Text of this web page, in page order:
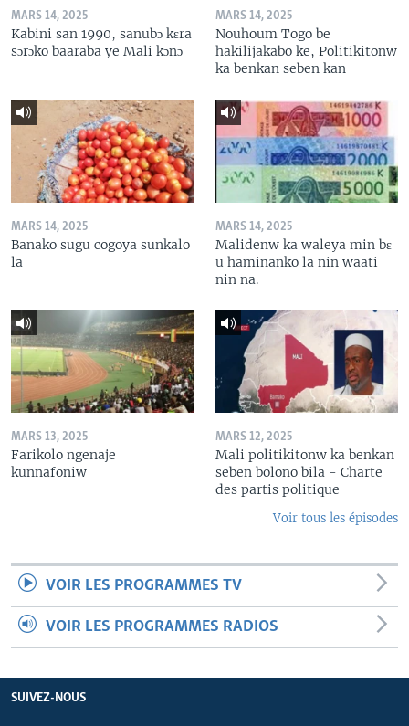
MARS 14, 2025
Kabini san 1990, sanubɔ kɛra
sɔrɔko baaraba ye Mali kɔnɔ
MARS 14, 2025
Nouhoum Togo be
hakilijakabo ke, Politikitonw
ka benkan seben kan
MARS 14, 2025
Banako sugu cogoya sunkalo
la
MARS 14, 2025
Malidenw ka waleya min bɛ
u haminanko la nin waati
nin na.
MARS 13, 2025
Farikolo ngenaje
kunnafoniw
MARS 12, 2025
Mali politikitonw ka benkan
seben bolono bila - Charte
des partis politique
Voir tous les épisodes
VOIR LES PROGRAMMES TV
VOIR LES PROGRAMMES RADIOS
SUIVEZ-NOUS